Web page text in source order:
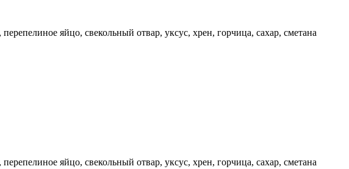
яйцо, свекольный отвар, уксус, хрен, горчица, сахар, сметана
яйцо, свекольный отвар, уксус, хрен, горчица, сахар, сметана